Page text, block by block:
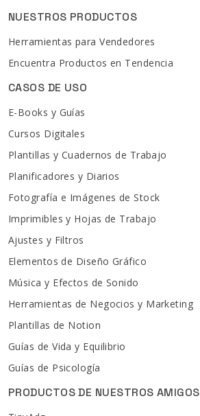
NUESTROS PRODUCTOS
Herramientas para Vendedores
Encuentra Productos en Tendencia
CASOS DE USO
E-Books y Guías
Cursos Digitales
Plantillas y Cuadernos de Trabajo
Planificadores y Diarios
Fotografía e Imágenes de Stock
Imprimibles y Hojas de Trabajo
Ajustes y Filtros
Elementos de Diseño Gráfico
Música y Efectos de Sonido
Herramientas de Negocios y Marketing
Plantillas de Notion
Guías de Vida y Equilibrio
Guías de Psicología
PRODUCTOS DE NUESTROS AMIGOS